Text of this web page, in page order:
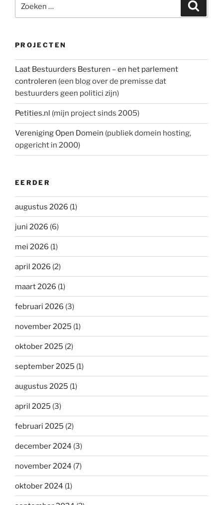
naar:
PROJECTEN
Laat Bestuurders Besturen – en het parlement
controleren (een blog over de premisse dat
bestuurders geen politici zijn)
Petities.nl (mijn project sinds 2005)
Vereniging Open Domein (publiek domein hosting,
opgericht in 2000)
EERDER
augustus 2026 (1)
juni 2026 (6)
mei 2026 (1)
april 2026 (2)
maart 2026 (1)
februari 2026 (3)
november 2025 (1)
oktober 2025 (2)
september 2025 (1)
augustus 2025 (1)
april 2025 (3)
februari 2025 (2)
december 2024 (3)
november 2024 (7)
oktober 2024 (1)